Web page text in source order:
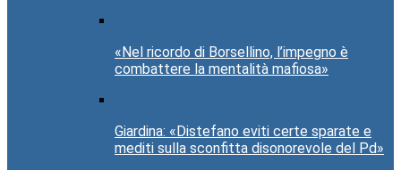
«Nel ricordo di Borsellino, l’impegno è
combattere la mentalità mafiosa»
Giardina: «Distefano eviti certe sparate e
mediti sulla sconfitta disonorevole del Pd»